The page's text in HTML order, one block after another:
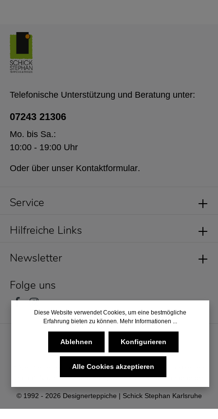
Service
Newsletter
Folge uns
Telefonische Unterstützung und Beratung unter:
07243 21306
Mo. bis Sa.:
10:00 - 19:00 Uhr
Oder über unser Kontaktformular.
Hilfreiche Links
© 1992 - 2026 Designerteppiche | Schick Stephan Karlsruhe
* Alle Preise inkl. gesetzl. Mehrwertsteuer zzgl.
und ggf. Nachnahmegebühren, wenn nicht anders angegeben.
Diese Website verwendet Cookies, um eine bestmögliche
Erfahrung bieten zu können. Mehr Informationen ...
Ablehnen Konfigurieren
Alle Cookies akzeptieren